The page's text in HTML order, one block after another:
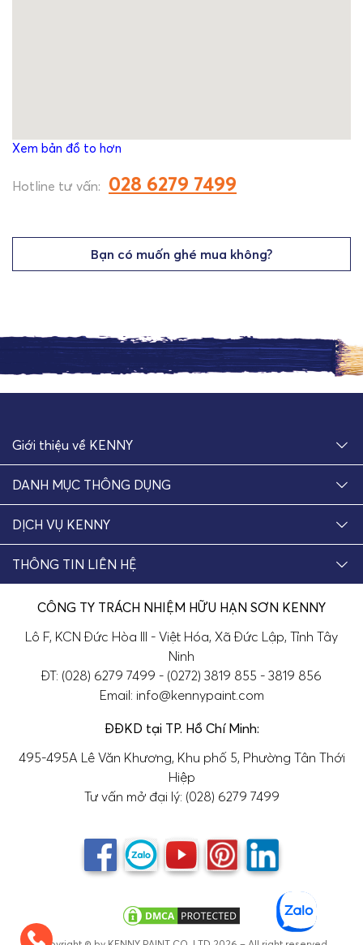
Xem bản đồ to hơn
Hotline tư vấn: 028 6279 7499
Bạn có muốn ghé mua không?
Giới thiệu về KENNY
DANH MỤC THÔNG DỤNG
DỊCH VỤ KENNY
THÔNG TIN LIÊN HỆ
CÔNG TY TRÁCH NHIỆM HỮU HẠN SƠN KENNY
Lô F, KCN Đức Hòa III - Việt Hóa, Xã Đức Lập, Tỉnh Tây
Ninh
ĐT: (028) 6279 7499 - (0272) 3819 855 - 3819 856
Email: info@kennypaint.com
ĐĐKD tại TP. Hồ Chí Minh:
495-495A Lê Văn Khương, Khu phố 5, Phường Tân Thới
Hiệp
Tư vấn mở đại lý: (028) 6279 7499